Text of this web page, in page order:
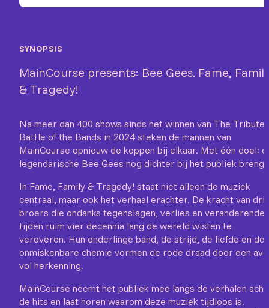
SYNOPSIS
MainCourse presents: Bee Gees. Fame,
& Tragedy!
Na meer dan 400 shows sinds het winnen van The Tribute
Battle of the Bands in 2024 steken de mannen van
MainCourse opnieuw de koppen bij elkaar. Met één doel:
legendarische Bee Gees nog dichter bij het publiek
In Fame, Family & Tragedy! staat niet alleen de muziek
centraal, maar ook het verhaal erachter. De kracht van
broers die ondanks tegenslagen, verlies en veranderende
tijden ruim vier decennia lang de wereld wisten te
veroveren. Hun onderlinge band, de strijd, de liefde en de
onmiskenbare chemie vormen de rode draad door een
vol herkenning.
MainCourse neemt het publiek mee langs de verhalen
de hits en laat horen waarom deze muziek tijdloos is.